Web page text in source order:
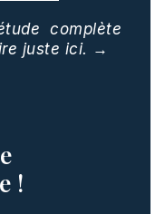
complète
juste ici. →
!